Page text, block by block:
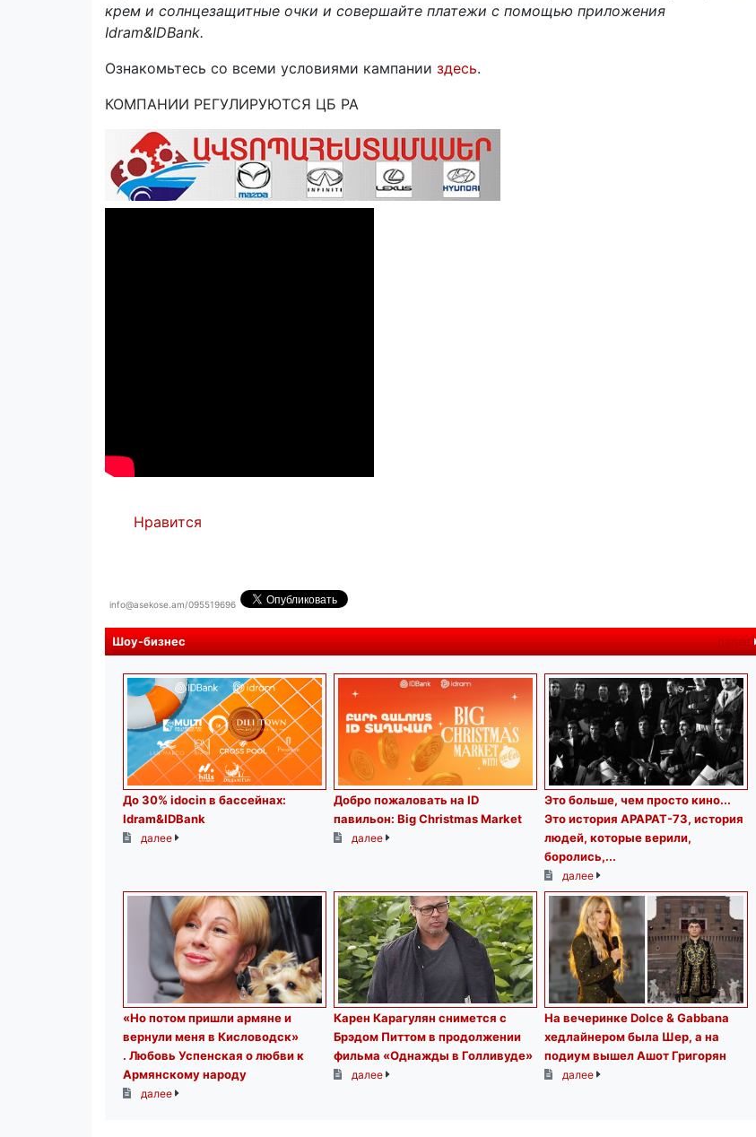
крем и солнцезащитные очки и совершайте платежи с помощью приложения
Idram&IDBank.
Ознакомьтесь со всеми условиями кампании здесь.
КОМПАНИИ РЕГУЛИРУЮТСЯ ЦБ РА
Нравится
info@asekose.am/095519696
Шоу-бизнес далее
До 30% idocin в бассейнах:
Idram&IDBank
далее
Добро пожаловать на ID
павильон: Big Christmas Market
далее
Это больше, чем просто кино.․․
Это история АРАРАТ-73, история
людей, которые верили,
боролись,...
далее
«Но потом пришли армяне и
вернули меня в Кисловодск»
. Любовь Успенская о любви к
Армянскому народу
далее
Карен Карагулян снимется с
Брэдом Питтом в продолжении
фильма «Однажды в Голливуде»
далее
На вечеринке Dolce & Gabbana
хедлайнером была Шер, а на
подиум вышел Ашот Григорян
далее